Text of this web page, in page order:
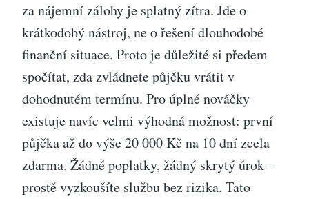
za nájemní zálohy je splatný zítra. Jde o
krátkodobý nástroj, ne o řešení dlouhodobé
finanční situace. Proto je důležité si předem
spočítat, zda zvládnete půjčku vrátit v
dohodnutém termínu. Pro úplné nováčky
existuje navíc velmi výhodná možnost: první
půjčka až do výše 20 000 Kč na 10 dní zcela
zdarma. Žádné poplatky, žádný skrytý úrok –
prostě vyzkoušíte službu bez rizika. Tato